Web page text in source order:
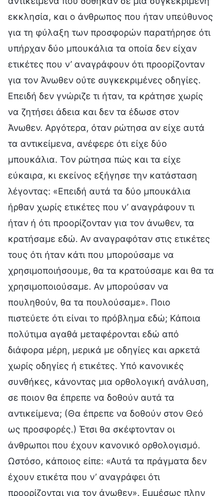
εκκλησία, και ο άνθρωπος που ήταν υπεύθυνος
για τη φύλαξη των προσφορών παρατήρησε ότι
υπήρχαν δύο μπουκάλια τα οποία δεν είχαν
ετικέτες που ν’ αναγράφουν ότι προορίζονταν
για τον Άνωθεν ούτε συγκεκριμένες οδηγίες.
Επειδή δεν γνώριζε τι ήταν, τα κράτησε χωρίς
να ζητήσει άδεια και δεν τα έδωσε στον
Άνωθεν. Αργότερα, όταν ρώτησα αν είχε αυτά
τα αντικείμενα, ανέφερε ότι είχε δύο
μπουκάλια. Τον ρώτησα πώς και τα είχε
εύκαιρα, κι εκείνος εξήγησε την κατάσταση
λέγοντας: «Επειδή αυτά τα δύο μπουκάλια
ήρθαν χωρίς ετικέτες που ν’ αναγράφουν τι
ήταν ή ότι προορίζονταν για τον άνωθεν, τα
κρατήσαμε εδώ. Αν αναγραφόταν στις ετικέτες
τους ότι ήταν κάτι που μπορούσαμε να
χρησιμοποιήσουμε, θα τα κρατούσαμε και θα τα
χρησιμοποιούσαμε. Αν μπορούσαν να
πουληθούν, θα τα πουλούσαμε». Ποιο
πιστεύετε ότι είναι το πρόβλημα εδώ; Κάποια
πολύτιμα αγαθά μεταφέρονται εδώ από
διάφορα μέρη, μερικά με οδηγίες και αρκετά
χωρίς οδηγίες ή ετικέτες. Υπό κανονικές
συνθήκες, κάνοντας μια ορθολογική ανάλυση,
σε ποιον θα έπρεπε να δοθούν αυτά τα
αντικείμενα; (Θα έπρεπε να δοθούν στον Θεό
ως προσφορές.) Έτσι θα σκέφτονταν οι
άνθρωποι που έχουν κανονικό ορθολογισμό.
Ωστόσο, κάποιος είπε: «Αυτά τα πράγματα δεν
έχουν ετικέτα που ν’ αναγράφει ότι
προορίζονται για τον άνωθεν». Εμμέσως πλην